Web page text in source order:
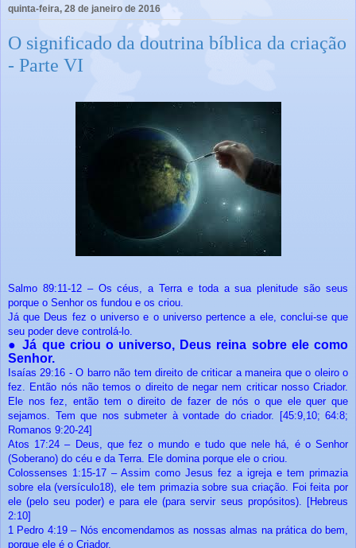
quinta-feira, 28 de janeiro de 2016
O significado da doutrina bíblica da criação
- Parte VI
Salmo 89:11-12 – Os céus, a Terra e toda a sua plenitude são seus
porque o Senhor os fundou e os criou.
Já que Deus fez o universo e o universo pertence a ele, conclui-se que
seu poder deve controlá-lo.
● Já que criou o universo, Deus reina sobre ele como
Senhor.
Isaías 29:16 - O barro não tem direito de criticar a maneira que o oleiro o
fez. Então nós não temos o direito de negar nem criticar nosso Criador.
Ele nos fez, então tem o direito de fazer de nós o que ele quer que
sejamos. Tem que nos submeter à vontade do criador. [45:9,10; 64:8;
Romanos 9:20-24]
Atos 17:24 – Deus, que fez o mundo e tudo que nele há, é o Senhor
(Soberano) do céu e da Terra. Ele domina porque ele o criou.
Colossenses 1:15-17 – Assim como Jesus fez a igreja e tem primazia
sobre ela (versículo18), ele tem primazia sobre sua criação. Foi feita por
ele (pelo seu poder) e para ele (para servir seus propósitos). [Hebreus
2:10]
1 Pedro 4:19 – Nós encomendamos as nossas almas na prática do bem,
porque ele é o Criador.